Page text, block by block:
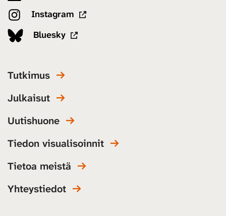
Instagram
Bluesky
Tutkimus
Julkaisut
Uutishuone
Tiedon visualisoinnit
Tietoa meistä
Yhteystiedot